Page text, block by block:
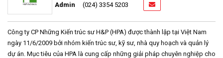
Admin (024) 3354 5203
Công ty CP Những Kiến trúc sư H&P (HPA) được thành lập tại Việt Nam
ngày 11/6/2009 bởi nhóm kiến trúc sư, kỹ sư, nhà quy hoạch và quản lý
dự án. Mục tiêu của HPA là cung cấp những giải pháp chuyên nghiệp cho